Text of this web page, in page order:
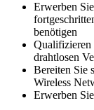
Erwerben
benötigen
Qualifizieren
drahtlosen
Bereiten Sie
Wireless
Erwerben